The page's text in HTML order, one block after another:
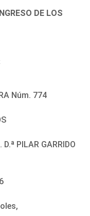
DE LOS
Núm. 774
PILAR GARRIDO